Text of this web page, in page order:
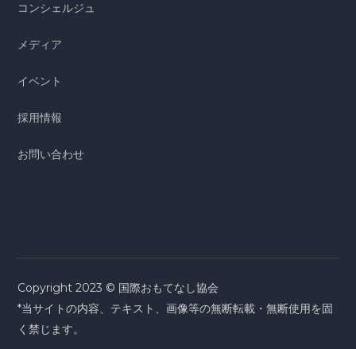
コンシェルジュ
メディア
イベント
採用情報
お問い合わせ
Copyright 2023 © 国際おもてなし協会
*当サイトの内容、テキスト、画像等の無断転載・無断使用を固
く禁じます。